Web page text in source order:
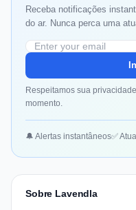
Receba notificações
do ar. Nunca perca uma
Respeitamos sua
momento.
🔔 Alertas instantâneos✅
Sobre Lavendla